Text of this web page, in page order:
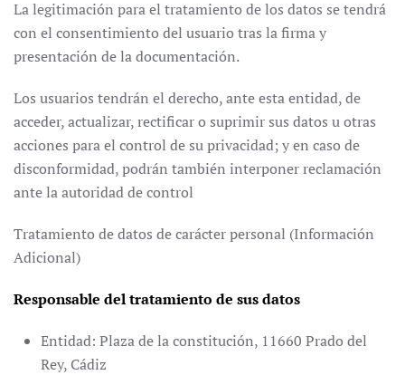
La legitimación para el tratamiento de los datos se tendrá
con el consentimiento del usuario tras la firma y
presentación de la documentación.
Los usuarios tendrán el derecho, ante esta entidad, de
acceder, actualizar, rectificar o suprimir sus datos u otras
acciones para el control de su privacidad; y en caso de
disconformidad, podrán también interponer reclamación
ante la autoridad de control
Tratamiento de datos de carácter personal (Información
Adicional)
Responsable del tratamiento de sus datos
Entidad: Plaza de la constitución, 11660 Prado del
Rey, Cádiz